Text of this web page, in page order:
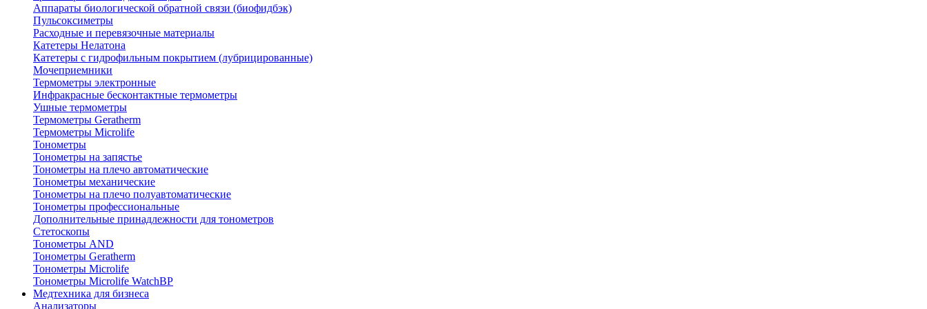
Аппараты биологической обратной связи (биофидбэк)
Пульсоксиметры
Расходные и перевязочные материалы
Катетеры Нелатона
Катетеры с гидрофильным покрытием (лубрицированные)
Мочеприемники
Термометры электронные
Инфракрасные бесконтактные термометры
Ушные термометры
Термометры Geratherm
Термометры Microlife
Тонометры
Тонометры на запястье
Тонометры на плечо автоматические
Тонометры механические
Тонометры на плечо полуавтоматические
Тонометры профессиональные
Дополнительные принадлежности для тонометров
Стетоскопы
Тонометры AND
Тонометры Geratherm
Тонометры Microlife
Тонометры Microlife WatchBP
Медтехника для бизнеса
Анализаторы